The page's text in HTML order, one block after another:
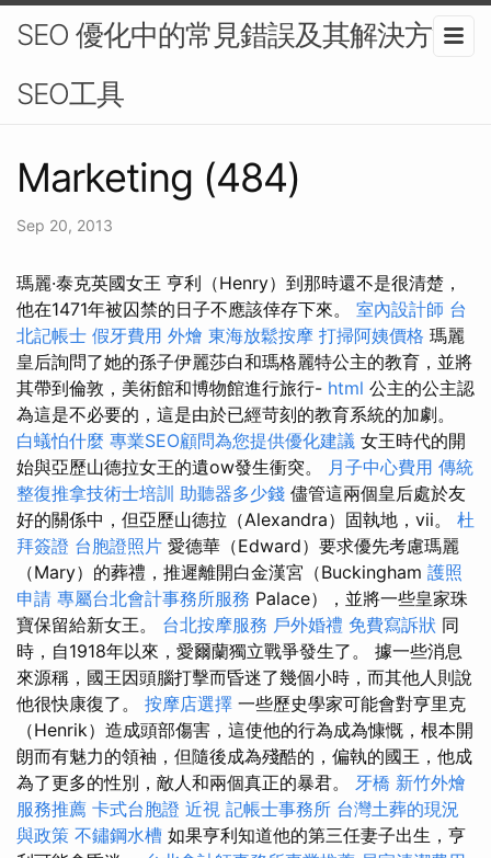
SEO 優化中的常見錯誤及其解決方法-
SEO工具
Marketing (484)
Sep 20, 2013
瑪麗·泰克英國女王 亨利（Henry）到那時還不是很清楚，
他在1471年被囚禁的日子不應該倖存下來。 室內設計師 台
北記帳士 假牙費用 外燴 東海放鬆按摩 打掃阿姨價格 瑪麗
皇后詢問了她的孫子伊麗莎白和瑪格麗特公主的教育，並將
其帶到倫敦，美術館和博物館進行旅行- html 公主的公主認
為這是不必要的，這是由於已經苛刻的教育系統的加劇。
白蟻怕什麼 專業SEO顧問為您提供優化建議 女王時代的開
始與亞歷山德拉女王的遺ow發生衝突。 月子中心費用 傳統
整復推拿技術士培訓 助聽器多少錢 儘管這兩個皇后處於友
好的關係中，但亞歷山德拉（Alexandra）固執地，vii。 杜
拜簽證 台胞證照片 愛德華（Edward）要求優先考慮瑪麗
（Mary）的葬禮，推遲離開白金漢宮（Buckingham 護照
申請 專屬台北會計事務所服務 Palace），並將一些皇家珠
寶保留給新女王。 台北按摩服務 戶外婚禮 免費寫訴狀 同
時，自1918年以來，愛爾蘭獨立戰爭發生了。 據一些消息
來源稱，國王因頭腦打擊而昏迷了幾個小時，而其他人則說
他很快康復了。 按摩店選擇 一些歷史學家可能會對亨里克
（Henrik）造成頭部傷害，這使他的行為成為慷慨，根本開
朗而有魅力的領袖，但隨後成為殘酷的，偏執的國王，他成
為了更多的性別，敵人和兩個真正的暴君。 牙橋 新竹外燴
服務推薦 卡式台胞證 近視 記帳士事務所 台灣土葬的現況
與政策 不鏽鋼水槽 如果亨利知道他的第三任妻子出生，亨